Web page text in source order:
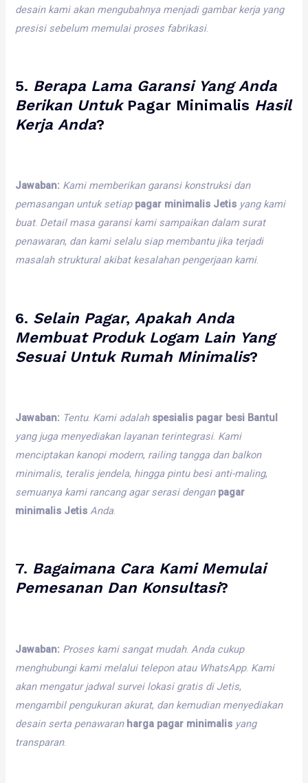
desain kami akan mengubahnya menjadi gambar kerja yang
presisi sebelum memulai proses fabrikasi.
5. Berapa Lama Garansi Yang Anda
Berikan Untuk Pagar Minimalis Hasil
Kerja Anda?
Jawaban: Kami memberikan garansi konstruksi dan
pemasangan untuk setiap pagar minimalis Jetis yang kami
buat. Detail masa garansi kami sampaikan dalam surat
penawaran, dan kami selalu siap membantu jika terjadi
masalah struktural akibat kesalahan pengerjaan kami.
6. Selain Pagar, Apakah Anda
Membuat Produk Logam Lain Yang
Sesuai Untuk Rumah Minimalis?
Jawaban: Tentu. Kami adalah spesialis pagar besi Bantul
yang juga menyediakan layanan terintegrasi. Kami
menciptakan kanopi modern, railing tangga dan balkon
minimalis, teralis jendela, hingga pintu besi anti-maling,
semuanya kami rancang agar serasi dengan pagar
minimalis Jetis Anda.
7. Bagaimana Cara Kami Memulai
Pemesanan Dan Konsultasi?
Jawaban: Proses kami sangat mudah.Anda cukup
menghubungi kami melalui telepon atau WhatsApp. Kami
akan mengatur jadwal survei lokasi gratis di Jetis,
mengambil pengukuran akurat, dan kemudian menyediakan
desain serta penawaran harga pagar minimalis yang
transparan.